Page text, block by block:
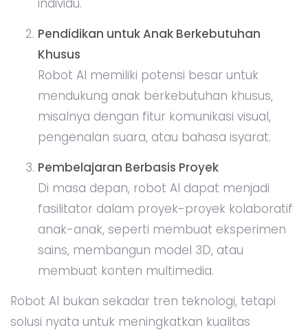
individu.
Pendidikan untuk Anak Berkebutuhan
Khusus
Robot AI memiliki potensi besar untuk
mendukung anak berkebutuhan khusus,
misalnya dengan fitur komunikasi visual,
pengenalan suara, atau bahasa isyarat.
Pembelajaran Berbasis Proyek
Di masa depan, robot AI dapat menjadi
fasilitator dalam proyek-proyek kolaboratif
anak-anak, seperti membuat eksperimen
sains, membangun model 3D, atau
membuat konten multimedia.
Robot AI bukan sekadar tren teknologi, tetapi
solusi nyata untuk meningkatkan kualitas